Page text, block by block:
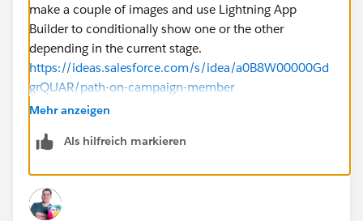
make a couple of images and use Lightning App
Builder to conditionally show one or the other
depending in the current stage.
https://ideas.salesforce.com/s/idea/a0B8W00000Gd
grQUAR/path-on-campaign-member
Mehr anzeigen
Als hilfreich markieren